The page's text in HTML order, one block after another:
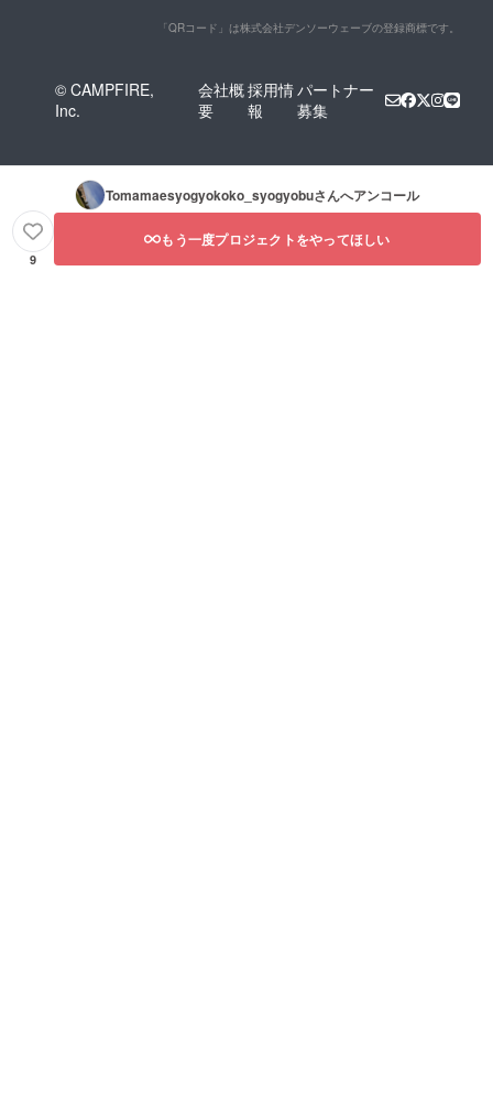
「QRコード」は株式会社デンソーウェーブの登録商標です。
© CAMPFIRE,
Inc.
会社概
要
採用情
報
パートナー
募集
Tomamaesyogyokoko_syogyobuさんへアンコール
9
もう一度プロジェクトをやってほしい